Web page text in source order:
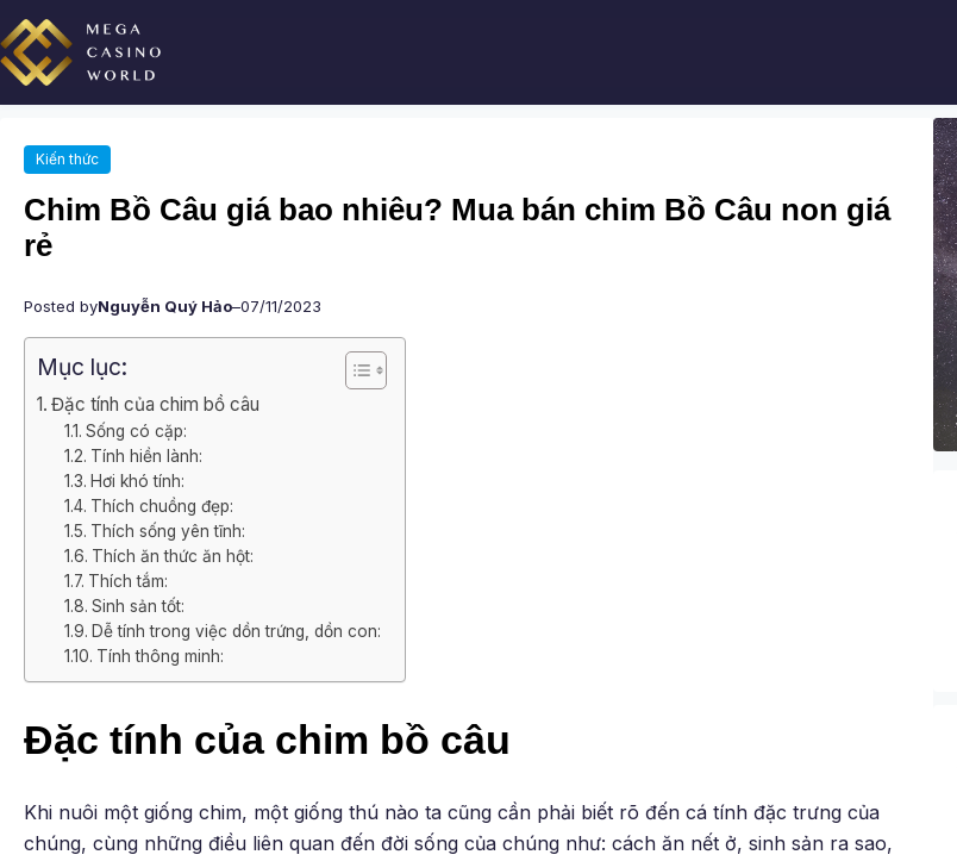
Chuyển
đến
phần
nội
Kiến thức
Chim Bồ Câu giá bao nhiêu? Mua bán chim Bồ Câu non giá
rẻ
Posted byNguyễn Quý Hảo–07/11/2023
Mục lục:
Đặc tính của chim bồ câu
Sống có cặp:
Tính hiền lành:
Hơi khó tính:
Thích chuồng đẹp:
Thích sống yên tĩnh:
Thích ăn thức ăn hột:
Thích tắm:
Sinh sản tốt:
Dễ tính trong việc dồn trứng, dồn con:
Tính thông minh:
Đặc tính của chim bồ câu
Khi nuôi một giống chim, một giống thú nào ta cũng cần phải biết rõ đến cá tính đặc trưng của
chúng, cùng những điều liên quan đến đời sống của chúng như: cách ăn nết ở, sinh sản ra sao,